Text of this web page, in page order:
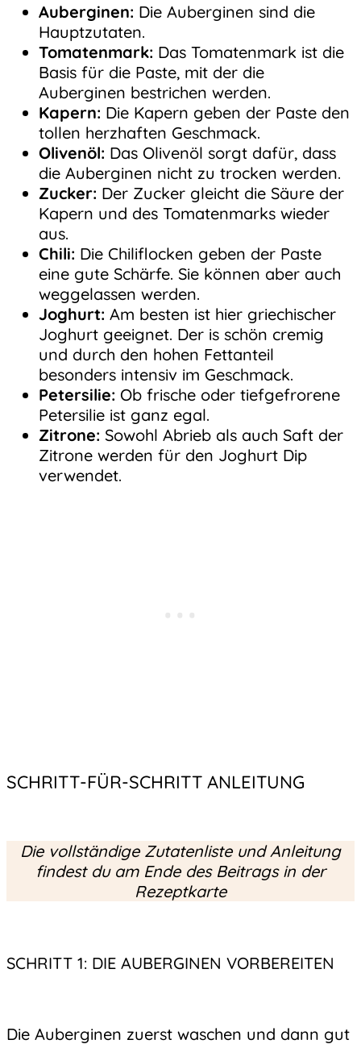
Auberginen: Die Auberginen sind die
Hauptzutaten.
Tomatenmark: Das Tomatenmark ist die
Basis für die Paste, mit der die
Auberginen bestrichen werden.
Kapern: Die Kapern geben der Paste den
tollen herzhaften Geschmack.
Olivenöl: Das Olivenöl sorgt dafür, dass
die Auberginen nicht zu trocken werden.
Zucker: Der Zucker gleicht die Säure der
Kapern und des Tomatenmarks wieder
aus.
Chili: Die Chiliflocken geben der Paste
eine gute Schärfe. Sie können aber auch
weggelassen werden.
Joghurt: Am besten ist hier griechischer
Joghurt geeignet. Der is schön cremig
und durch den hohen Fettanteil
besonders intensiv im Geschmack.
Petersilie: Ob frische oder tiefgefrorene
Petersilie ist ganz egal.
Zitrone: Sowohl Abrieb als auch Saft der
Zitrone werden für den Joghurt Dip
verwendet.
SCHRITT-FÜR-SCHRITT ANLEITUNG
Die vollständige Zutatenliste und Anleitung
findest du am Ende des Beitrags in der
Rezeptkarte
SCHRITT 1: DIE AUBERGINEN VORBEREITEN
Die Auberginen zuerst waschen und dann gut